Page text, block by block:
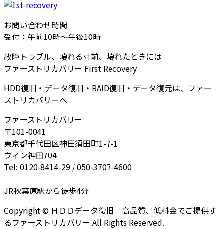
お問い合わせ時間
受付：午前10時～午後10時
故障トラブル、壊れる寸前、壊れたときには
ファーストリカバリー First Recovery
HDD復旧・データ復旧・RAID復旧・データ復元は、ファー
ストリカバリーへ
ファーストリカバリー
〒101-0041
東京都千代田区神田須田町1-7-1
ウィン神田704
Tel: 0120-8414-29 / 050-3707-4600
JR秋葉原駅から徒歩4分
Copyright © ＨＤＤデータ復旧｜高品質、低料金でご提供す
るファーストリカバリー All Rights Reserved.